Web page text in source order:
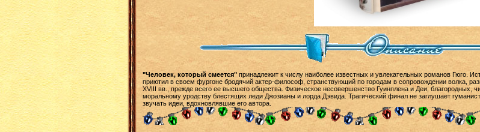
"Человек, который смеется" принадлежит к числу наиболее известных и увлекательных романов Гюго.
приютил в своем фургоне бродячий актер-философ, странствующий по городам в сопровождении волка,
XVIII вв., прежде всего ее высшего общества. Физическое несовершенство Гуинплена и Деи, благородных,
моральному уродству блестящих леди Джозианы и лорда Дэвида. Трагический финал не заглушает
звучать идеи, вдохновлявшие его автора.